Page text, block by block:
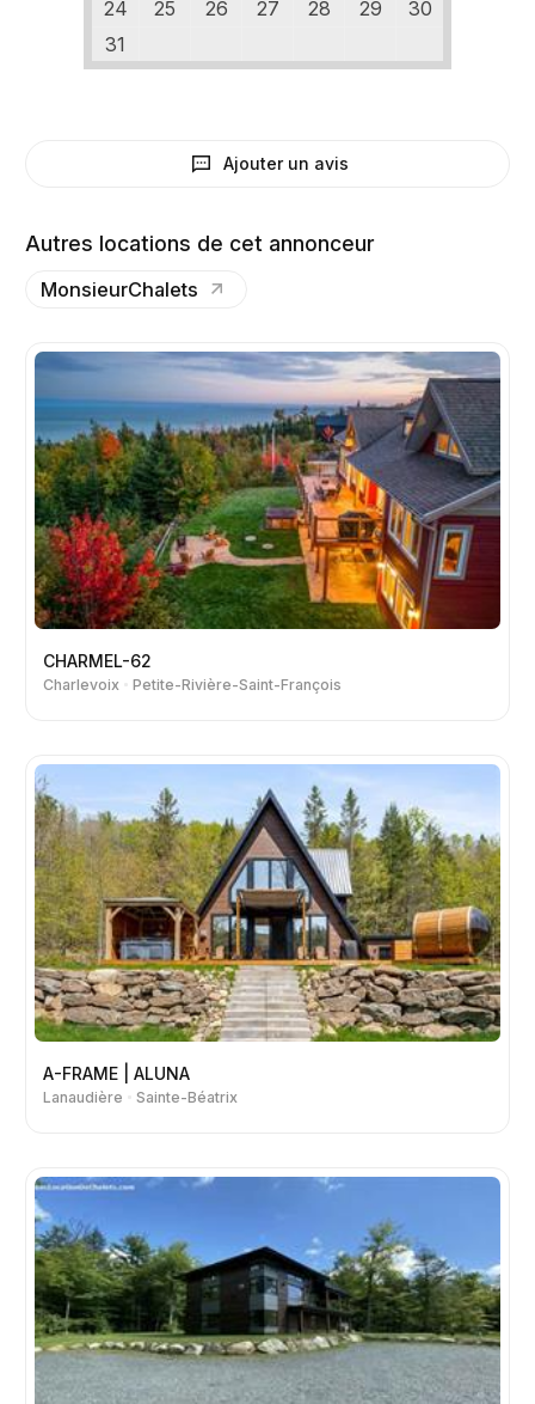
24
25 26 27 28 29
30
31
Ajouter un avis
Autres locations de cet annonceur
MonsieurChalets
CHARMEL-62
Charlevoix Petite-Rivière-Saint-François
A-FRAME | ALUNA
Lanaudière Sainte-Béatrix